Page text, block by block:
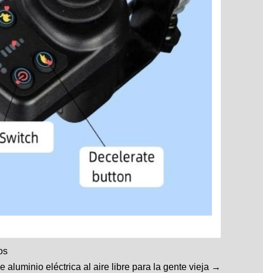
aluminio eléctrica al aire libre para la gente vieja →